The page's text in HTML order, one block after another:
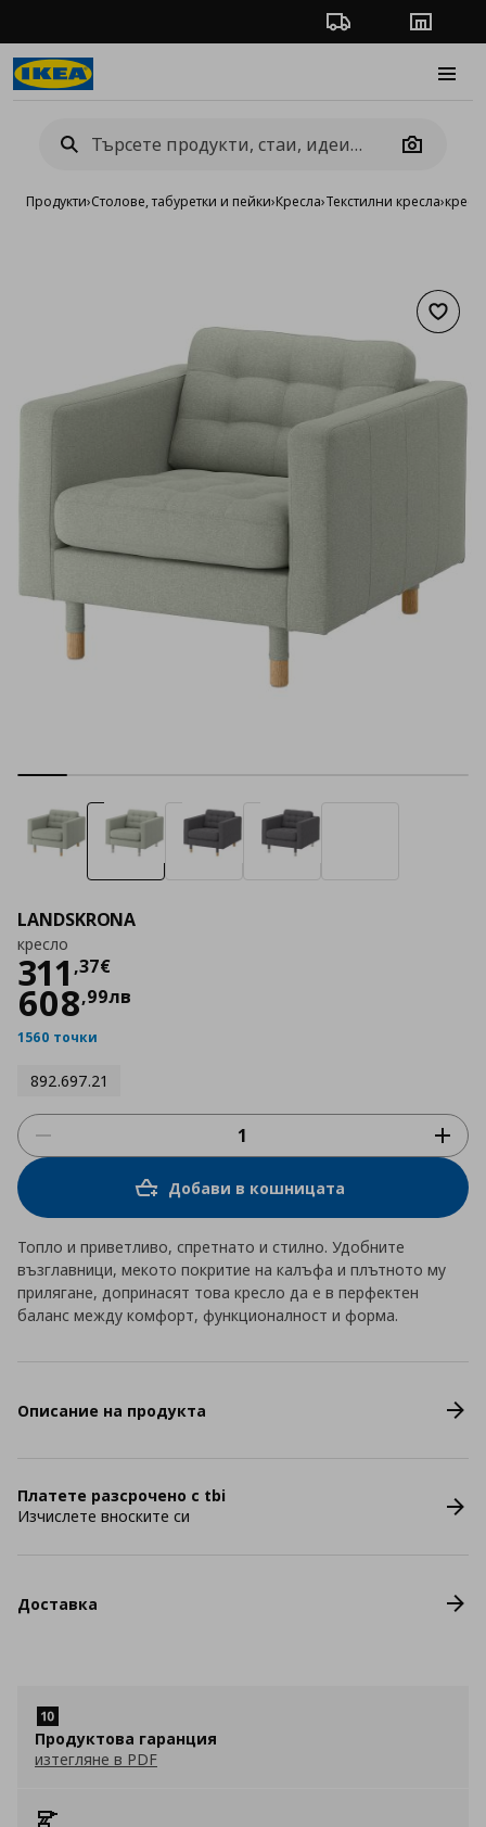
Проследяване на
Camera
Продукти›Столове, табуретки и пейки›Кресла›Текстилни кресла›
LANDSKRONA
кресло
311 ,37€
Цена
608,99лв
1560 точки
892.697.21
Добави в кошницата
Топло и приветливо, спретнато и стилно. Удобните
възглавници, мекото покритие на калъфа и плътното му
прилягане, допринасят това кресло да е в перфектен
баланс между комфорт, функционалност и форма.
Описание на продукта
Платете разсрочено с tbi
Изчислете вноските си
Доставка
Продуктова гаранция
изтегляне в PDF